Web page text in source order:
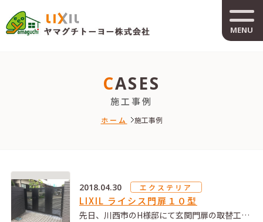
MENU
CASES
施工事例
ホーム 施工事例
2018.04.30 エクステリア
LIXIL ライシス門扉１０型
先日、川西市のH様邸にて玄関門扉の取替工…